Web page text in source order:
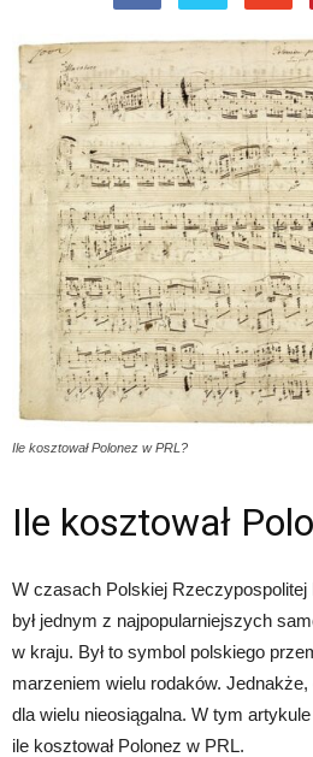
Ile kosztował Polonez w PRL?
Ile kosztował
W czasach Polskiej Rzeczypospolitej
był jednym z najpopularniejszych
w kraju. Był to symbol polskiego
marzeniem wielu rodaków.
dla wielu nieosiągalna. W tym
ile kosztował Polonez w PRL.